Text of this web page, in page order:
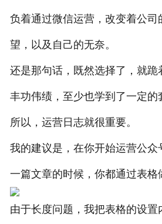
负着通过微信运营，改变着公司
望，以及自己的无奈。
还是那句话，既然选择了，就跪
丰功伟绩，至少也学到了一定的
所以，运营日志就很重要。
我的建议是，在你开始运营公众
一篇文章的时候，你都通过表格
由于长度问题，我把表格的设